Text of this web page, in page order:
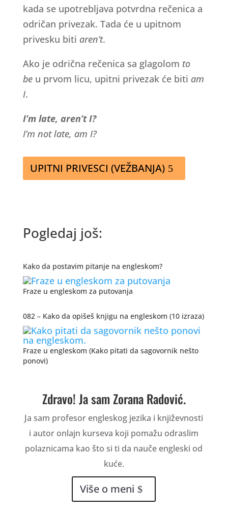
kada se upotrebljava potvrdna rečenica a
odričan privezak. Tada će u upitnom
privesku biti aren’t.
Ako je odrična rečenica sa glagolom to
beu prvom licu, upitni privezak će biti am
I.
I’m late, aren’t I?
I’m not late, am I?
UPITNI PRIVESCI (VEŽBANJA)
Pogledaj još:
Kako da postavim pitanje na engleskom?
Fraze u engleskom za putovanja
082 – Kako da opišeš knjigu na engleskom (10 izraza)
Fraze u engleskom (Kako pitati da sagovornik nešto
ponovi)
Zdravo! Ja sam Zorana Radović.
Ja sam profesor engleskog jezika i književnosti
i autor onlajn kurseva koji pomažu odraslim
polaznicama kao što si ti da nauče engleski od
kuće.
Više o meni